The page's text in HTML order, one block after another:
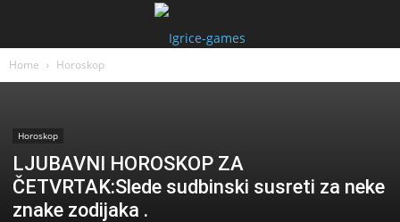
Home Horoskop
Horoskop
LJUBAVNI HOROSKOP ZA
ČETVRTAK:Slede sudbinski susreti za neke
znake zodijaka .